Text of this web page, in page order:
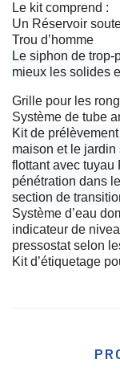
Le kit comprend :
Un Réservoir
Trou d’homme
Le siphon de
mieux les solides
Grille pour les
Système de tube
Kit de
maison et le jardin
flottant avec tuyau
pénétration dans
section de
Système d’eau
indicateur de
pressostat selon
Kit d’étiquetage